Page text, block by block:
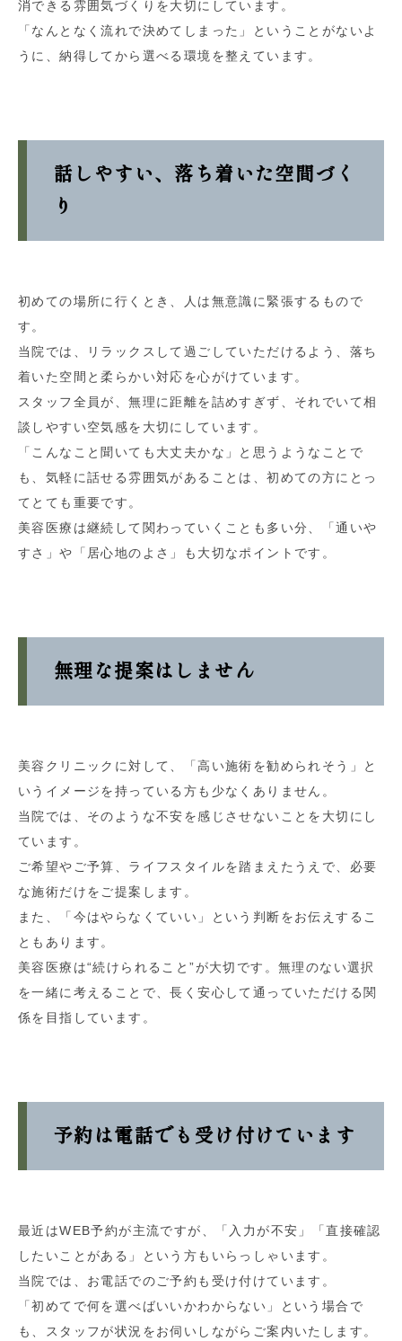
消できる雰囲気づくりを大切にしています。
「なんとなく流れで決めてしまった」ということがないよ
うに、納得してから選べる環境を整えています。
話しやすい、落ち着いた空間づく
り
初めての場所に行くとき、人は無意識に緊張するもので
す。
当院では、リラックスして過ごしていただけるよう、落ち
着いた空間と柔らかい対応を心がけています。
スタッフ全員が、無理に距離を詰めすぎず、それでいて相
談しやすい空気感を大切にしています。
「こんなこと聞いても大丈夫かな」と思うようなことで
も、気軽に話せる雰囲気があることは、初めての方にとっ
てとても重要です。
美容医療は継続して関わっていくことも多い分、「通いや
すさ」や「居心地のよさ」も大切なポイントです。
無理な提案はしません
美容クリニックに対して、「高い施術を勧められそう」と
いうイメージを持っている方も少なくありません。
当院では、そのような不安を感じさせないことを大切にし
ています。
ご希望やご予算、ライフスタイルを踏まえたうえで、必要
な施術だけをご提案します。
また、「今はやらなくていい」という判断をお伝えするこ
ともあります。
美容医療は“続けられること”が大切です。無理のない選択
を一緒に考えることで、長く安心して通っていただける関
係を目指しています。
予約は電話でも受け付けています
最近はWEB予約が主流ですが、「入力が不安」「直接確認
したいことがある」という方もいらっしゃいます。
当院では、お電話でのご予約も受け付けています。
「初めてで何を選べばいいかわからない」という場合で
も、スタッフが状況をお伺いしながらご案内いたします。